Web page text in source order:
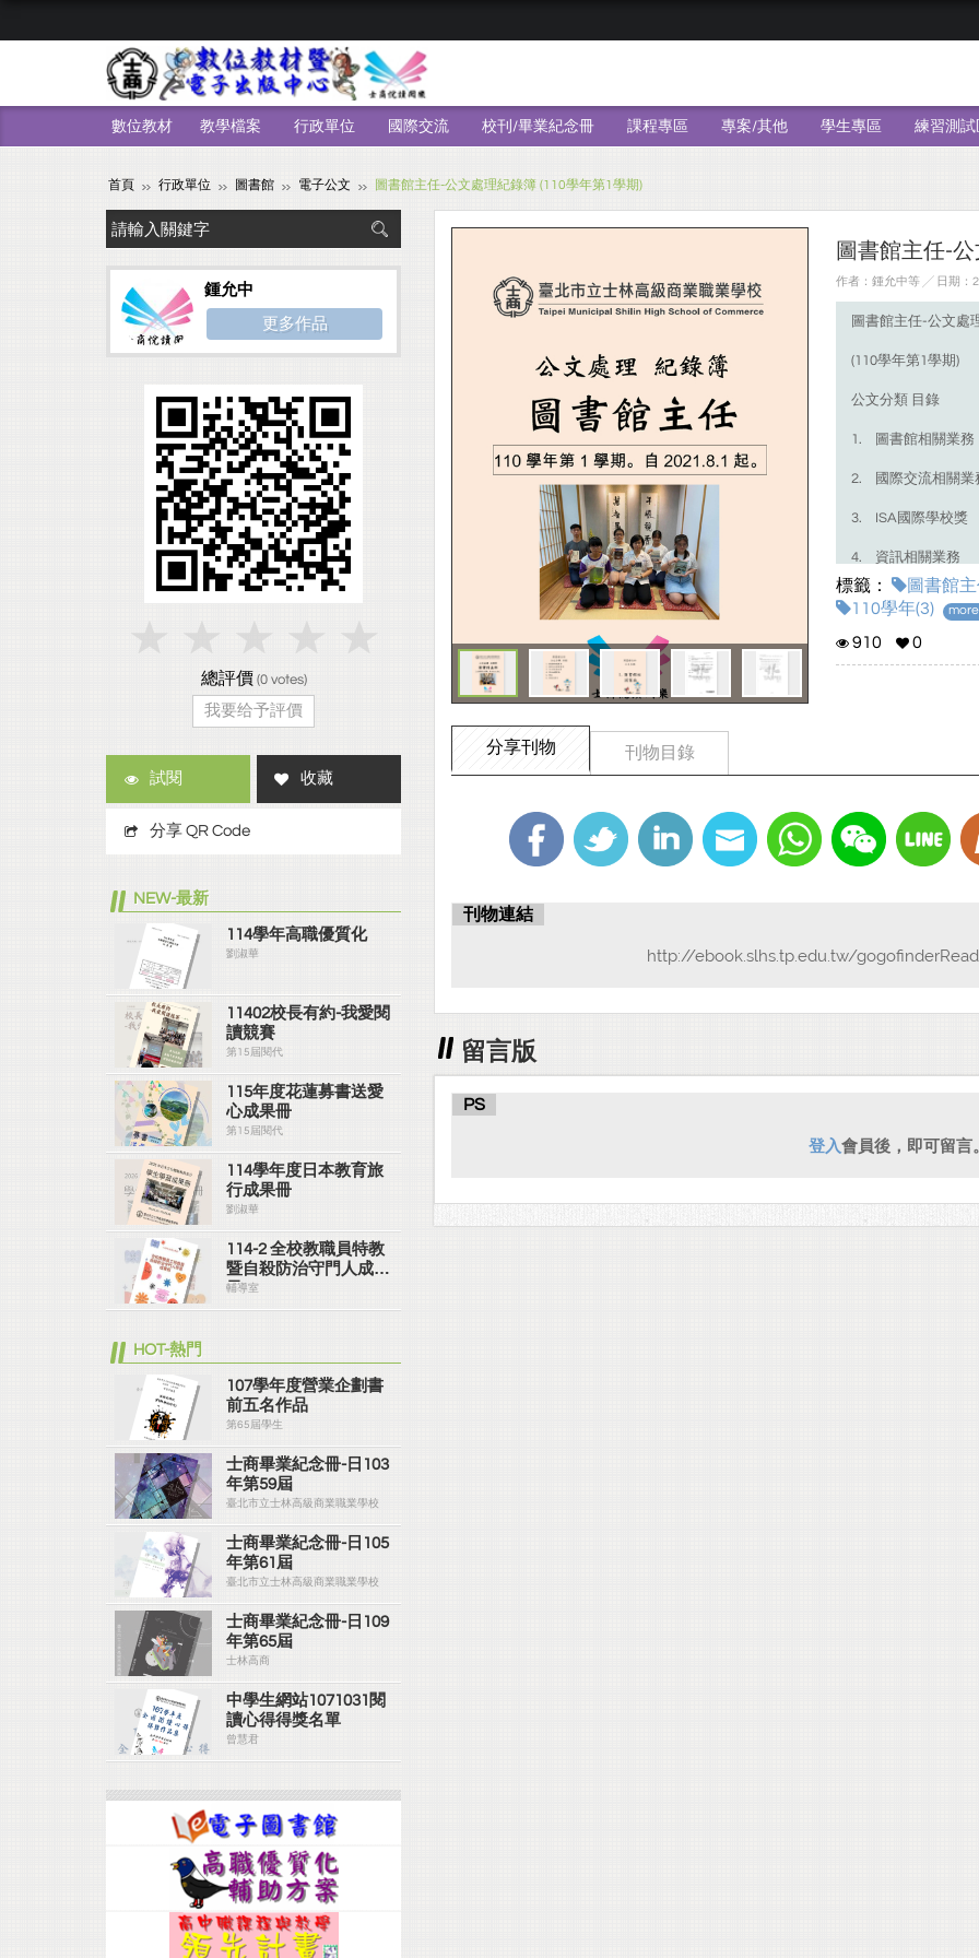
數位教材 教學檔案 行政單位 國際交流 校刊/畢業紀念冊 課程專區 專案/其他 學生專區 練習測試
首頁 行政單位 圖書館 電子公文 圖書館主任-公文處理紀錄簿 (110學年第1學期)
圖書館主任-
作者：鍾允中等 ╱ 日期：
圖書館主任-公文處
(110學年第1學期)
公文分類 目錄
1. 圖書館相關業務
2. 國際交流相關業
3. ISA國際學校獎
4. 資訊相關業務
5. 其他
6. 其他(存參)
標籤：
圖書館主
110學年(3)
910 0
分享刊物 刊物目錄
刊物連結
http://ebook.slhs.tp.edu.tw/
留言版
PS
登入會員後，即可留言
鍾允中
更多作品
總評價 (0votes)
我要给予評價
試閱 收藏
分享 QR Code
NEW-最新
114學年高職優質化
劉淑華
11402校長有約-我愛閱
讀競賽
第15屆閱代
115年度花蓮募書送愛
心成果冊
第15屆閱代
114學年度日本教育旅
行成果冊
劉淑華
114-2 全校教職員特教
暨自殺防治守門人成果
冊
輔導室
HOT-熱門
107學年度營業企劃書
前五名作品
第65屆學生
士商畢業紀念冊-日103
年第59屆
臺北市立士林高級商業職業學校
士商畢業紀念冊-日105
年第61屆
臺北市立士林高級商業職業學校
士商畢業紀念冊-日109
年第65屆
士林高商
中學生網站1071031閱
讀心得得獎名單
曾慧君